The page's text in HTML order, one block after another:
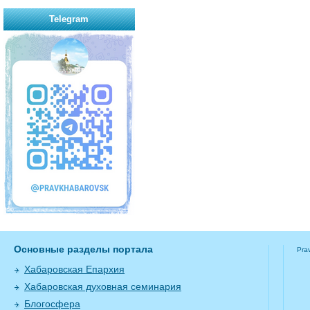
Telegram
Основные разделы портала
Хабаровская Епархия
Хабаровская духовная семинария
Блогосфера